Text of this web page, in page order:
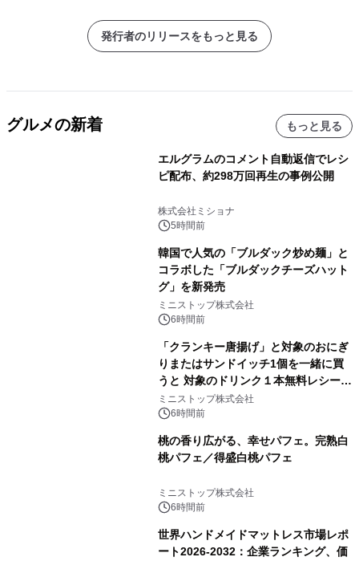
発行者のリリースをもっと見る
グルメの新着 もっと見る
エルグラムのコメント自動返信でレシ
ピ配布、約298万回再生の事例公開
株式会社ミショナ
5時間前
韓国で人気の「ブルダック炒め麺」と
コラボした「ブルダックチーズハット
グ」を新発売
ミニストップ株式会社
6時間前
「クランキー唐揚げ」と対象のおにぎ
りまたはサンドイッチ1個を一緒に買
うと 対象のドリンク１本無料レシート
クーポンもらえる！※1
ミニストップ株式会社
6時間前
桃の香り広がる、幸せパフェ。完熟白
桃パフェ／得盛白桃パフェ
ミニストップ株式会社
6時間前
世界ハンドメイドマットレス市場レポ
ート2026-2032：企業ランキング、価